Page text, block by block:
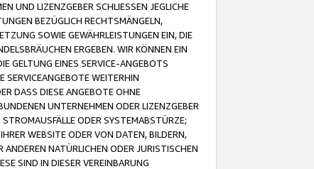
UND LIZENZGEBER SCHLIESSEN JEGLICHE
BEZÜGLICH RECHTSMÄNGELN,
SOWIE GEWÄHRLEISTUNGEN EIN, DIE
ERGEBEN. WIR KÖNNEN EIN
GELTUNG EINES SERVICE-ANGEBOTS
SERVICEANGEBOTE WEITERHIN
DASS DIESE ANGEBOTE OHNE
UNTERNEHMEN ODER LIZENZGEBER
ODER SYSTEMABSTÜRZE;
WEBSITE ODER VON DATEN, BILDERN,
NATÜRLICHEN ODER JURISTISCHEN
SIND IN DIESER VEREINBARUNG